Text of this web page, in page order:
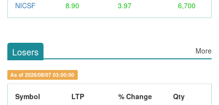
NICSF 8.90 3.97 6,700
Losers More
As of 2026/08/07 03:00:00
Symbol LTP % Change Qty